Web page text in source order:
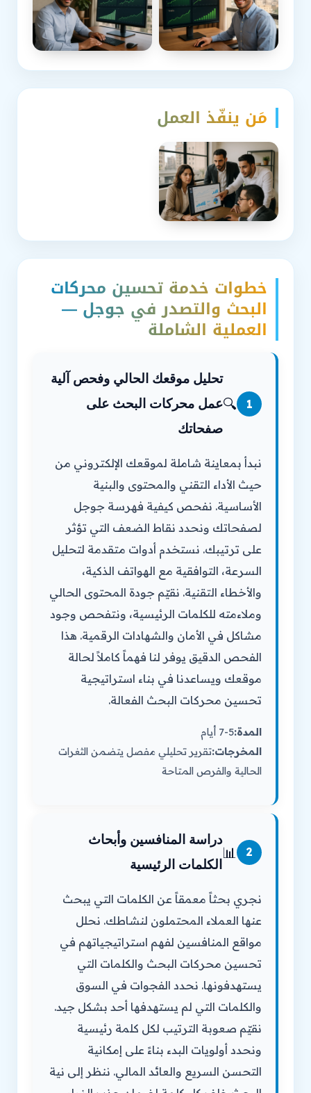
مَن ينفّذ العمل
خطوات خدمة تحسين محركات
البحث والتصدر في جوجل —
العملية الشاملة
1
🔍
تحليل موقعك الحالي وفحص آلية
عمل محركات البحث على
صفحاتك
نبدأ بمعاينة شاملة لموقعك الإلكتروني من
حيث الأداء التقني والمحتوى والبنية
الأساسية. نفحص كيفية فهرسة جوجل
لصفحاتك ونحدد نقاط الضعف التي تؤثر
على ترتيبك. نستخدم أدوات متقدمة لتحليل
السرعة، التوافقية مع الهواتف الذكية،
والأخطاء التقنية. نقيّم جودة المحتوى الحالي
وملاءمته للكلمات الرئيسية، ونتفحص وجود
مشاكل في الأمان والشهادات الرقمية. هذا
الفحص الدقيق يوفر لنا فهماً كاملاً لحالة
موقعك ويساعدنا في بناء استراتيجية
تحسين محركات البحث الفعالة.
المدة:5-7 أيام
المخرجات:تقرير تحليلي مفصل يتضمن الثغرات
الحالية والفرص المتاحة
2
📊
دراسة المنافسين وأبحاث
الكلمات الرئيسية
نجري بحثاً معمقاً عن الكلمات التي يبحث
عنها العملاء المحتملون لنشاطك. نحلل
مواقع المنافسين لفهم استراتيجياتهم في
تحسين محركات البحث والكلمات التي
يستهدفونها. نحدد الفجوات في السوق
والكلمات التي لم يستهدفها أحد بشكل جيد.
نقيّم صعوبة الترتيب لكل كلمة رئيسية
ونحدد أولويات البدء بناءً على إمكانية
التحسن السريع والعائد المالي. ننظر إلى نية